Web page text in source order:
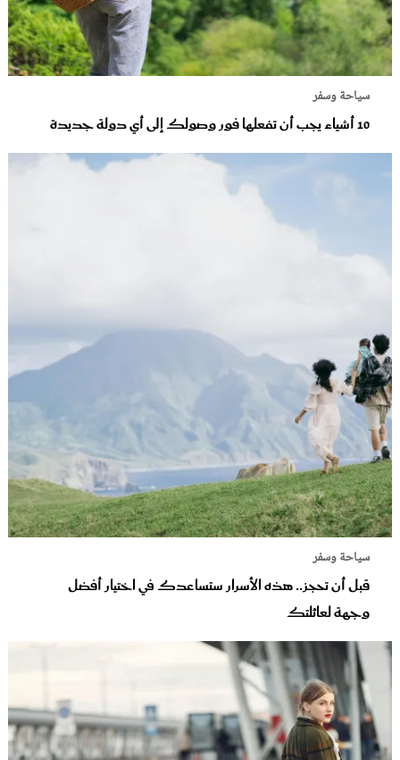
سياحة وسفر
10 أشياء يجب أن تفعلها فور وصولك إلى أي دولة جديدة
سياحة وسفر
قبل أن تحجز.. هذه الأسرار ستساعدك في اختيار أفضل
وجهة لعائلتك